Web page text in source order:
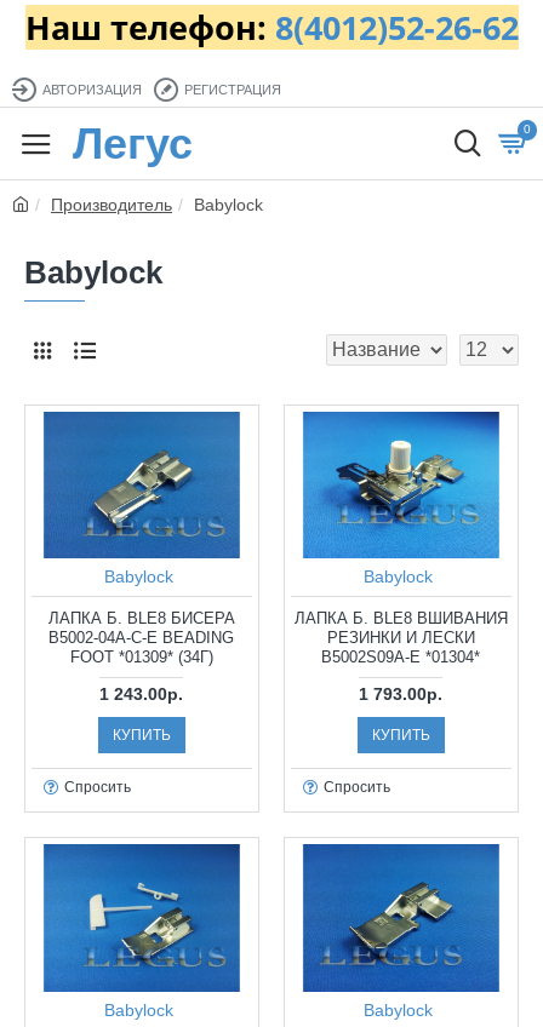
Наш телефон: 8(4012)52-26-62
АВТОРИЗАЦИЯ РЕГИСТРАЦИЯ
Легус 0
Производитель Babylock
Babylock
Babylock
ЛАПКА Б. BLE8 БИСЕРА
B5002-04A-C-E BEADING
FOOT *01309* (34Г)
1 243.00р.
КУПИТЬ
Спросить
Babylock
ЛАПКА Б. BLE8 ВШИВАНИЯ
РЕЗИНКИ И ЛЕСКИ
B5002S09A-E *01304*
1 793.00р.
КУПИТЬ
Спросить
Babylock Babylock